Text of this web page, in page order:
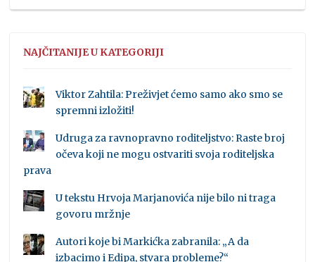
NAJČITANIJE U KATEGORIJI
Viktor Zahtila: Preživjet ćemo samo ako smo se
spremni izložiti!
Udruga za ravnopravno roditeljstvo: Raste broj
očeva koji ne mogu ostvariti svoja roditeljska
prava
U tekstu Hrvoja Marjanovića nije bilo ni traga
govoru mržnje
Autori koje bi Markićka zabranila: „A da
izbacimo i Edipa, stvara probleme?“